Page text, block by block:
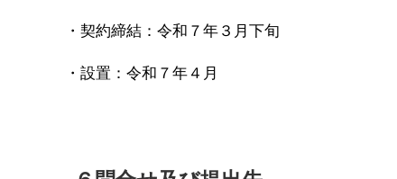
・契約締結：令和７年３月下旬
・設置：令和７年４月